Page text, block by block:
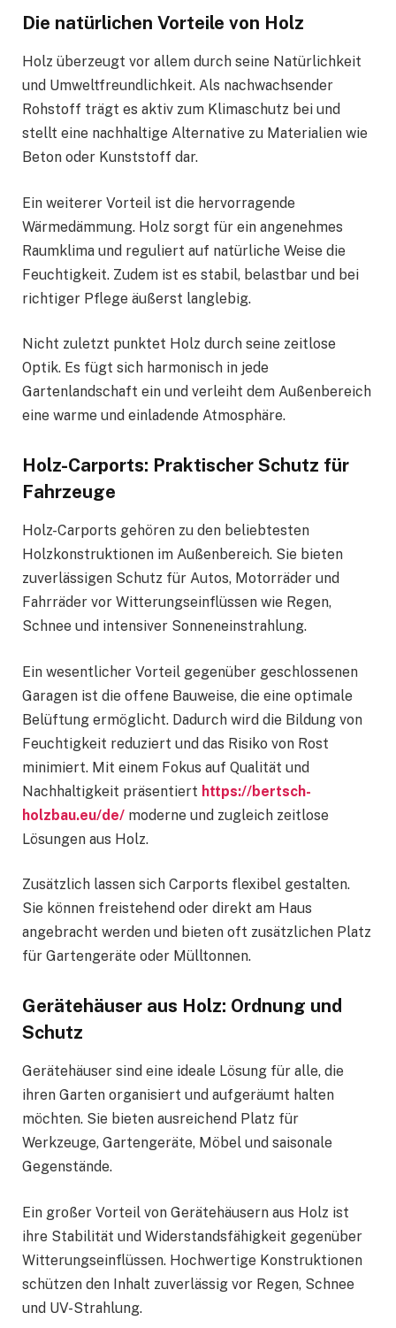
Die natürlichen Vorteile von Holz
Holz überzeugt vor allem durch seine Natürlichkeit
und Umweltfreundlichkeit. Als nachwachsender
Rohstoff trägt es aktiv zum Klimaschutz bei und
stellt eine nachhaltige Alternative zu Materialien wie
Beton oder Kunststoff dar.
Ein weiterer Vorteil ist die hervorragende
Wärmedämmung. Holz sorgt für ein angenehmes
Raumklima und reguliert auf natürliche Weise die
Feuchtigkeit. Zudem ist es stabil, belastbar und bei
richtiger Pflege äußerst langlebig.
Nicht zuletzt punktet Holz durch seine zeitlose
Optik. Es fügt sich harmonisch in jede
Gartenlandschaft ein und verleiht dem Außenbereich
eine warme und einladende Atmosphäre.
Holz-Carports: Praktischer Schutz für
Fahrzeuge
Holz-Carports gehören zu den beliebtesten
Holzkonstruktionen im Außenbereich. Sie bieten
zuverlässigen Schutz für Autos, Motorräder und
Fahrräder vor Witterungseinflüssen wie Regen,
Schnee und intensiver Sonneneinstrahlung.
Ein wesentlicher Vorteil gegenüber geschlossenen
Garagen ist die offene Bauweise, die eine optimale
Belüftung ermöglicht. Dadurch wird die Bildung von
Feuchtigkeit reduziert und das Risiko von Rost
minimiert. Mit einem Fokus auf Qualität und
Nachhaltigkeit präsentiert https://bertsch-
holzbau.eu/de/ moderne und zugleich zeitlose
Lösungen aus Holz.
Zusätzlich lassen sich Carports flexibel gestalten.
Sie können freistehend oder direkt am Haus
angebracht werden und bieten oft zusätzlichen Platz
für Gartengeräte oder Mülltonnen.
Gerätehäuser aus Holz: Ordnung und
Schutz
Gerätehäuser sind eine ideale Lösung für alle, die
ihren Garten organisiert und aufgeräumt halten
möchten. Sie bieten ausreichend Platz für
Werkzeuge, Gartengeräte, Möbel und saisonale
Gegenstände.
Ein großer Vorteil von Gerätehäusern aus Holz ist
ihre Stabilität und Widerstandsfähigkeit gegenüber
Witterungseinflüssen. Hochwertige Konstruktionen
schützen den Inhalt zuverlässig vor Regen, Schnee
und UV-Strahlung.